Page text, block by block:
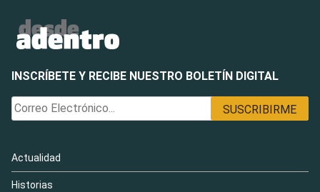
INSCRÍBETE Y RECIBE NUESTRO BOLETÍN DIGITAL
Actualidad
Historias